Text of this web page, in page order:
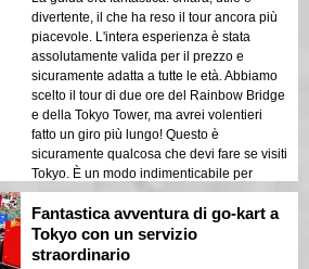
divertente, il che ha reso il tour ancora più
piacevole. L'intera esperienza è stata
assolutamente valida per il prezzo e
sicuramente adatta a tutte le età. Abbiamo
scelto il tour di due ore del Rainbow Bridge
e della Tokyo Tower, ma avrei volentieri
fatto un giro più lungo! Questo è
sicuramente qualcosa che devi fare se visiti
Tokyo. È un modo indimenticabile per
vedere la città!
Fantastica avventura di go-kart a
Tokyo con un servizio
straordinario